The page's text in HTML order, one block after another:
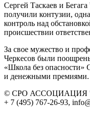
Сергей Таскаев и Бегага
получили контузии,
контроль над
происшествии
За свое мужество и
Черкесов были
«Школа без опасности»
и денежными премиями.
© СРО АССОЦИАЦИЯ
+ 7 (495) 767-26-93,